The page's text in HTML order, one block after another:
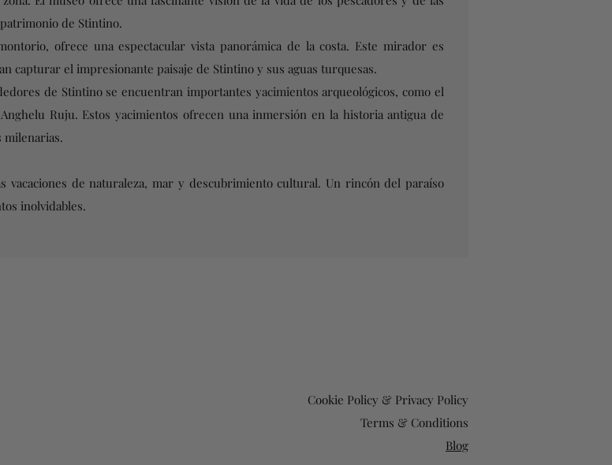
de Stintino.
ofrece una espectacular vista panorámica de la costa. Este mirador es
capturar el impresionante paisaje de Stintino y sus aguas turquesas.
de Stintino se encuentran importantes yacimientos arqueológicos, como el
Ruju. Estos yacimientos ofrecen una inmersión en la historia antigua de
milenarias.
de naturaleza, mar y descubrimiento cultural. Un rincón del paraíso
inolvidables.
Cookie Policy & Privacy Policy
Terms & Conditions
Blog